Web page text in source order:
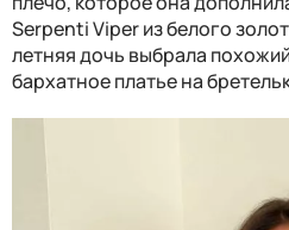
Serpenti Viper из белого
летняя дочь выбрала
бархатное платье на